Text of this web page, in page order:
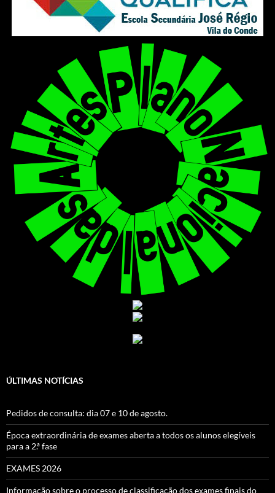
ÚLTIMAS NOTÍCIAS
Pedidos de consulta: dia 07 e 10 de agosto.
Época extraordinária de exames aberta a todos os alunos elegíveis
para a 2.ª fase
EXAMES 2026
Informação sobre o processo de classificação dos exames finais do